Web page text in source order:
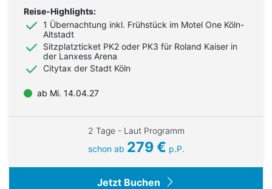
Reise-Highlights:
1 Übernachtung inkl. Frühstück im Motel One Köln-
Altstadt
Sitzplatzticket PK2 oder PK3 für Roland Kaiser in
der Lanxess Arena
Citytax der Stadt Köln
ab Mi. 14.04.27
2 Tage - Laut Programm
schon ab 279 € p.P.
Jetzt Buchen